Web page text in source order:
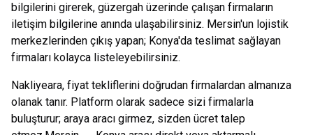
bilgilerini girerek, güzergah üzerinde çalışan firmaların
iletişim bilgilerine anında ulaşabilirsiniz. Mersin'un lojistik
merkezlerinden çıkış yapan; Konya'da teslimat sağlayan
firmaları kolayca listeleyebilirsiniz.
Nakliyeara, fiyat tekliflerini doğrudan firmalardan almanıza
olanak tanır. Platform olarak sadece sizi firmalarla
buluşturur; araya aracı girmez, sizden ücret talep